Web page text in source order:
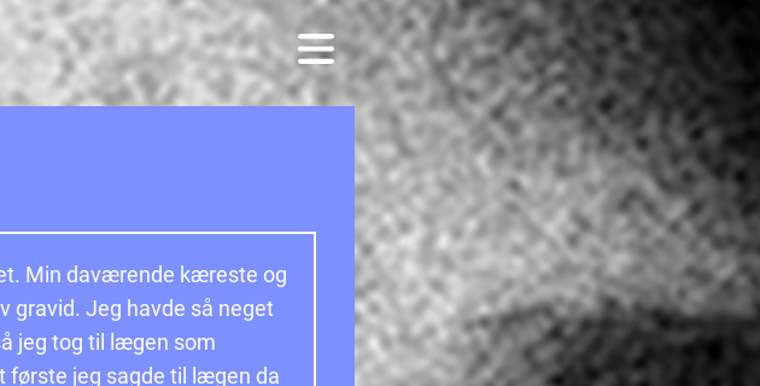
Min daværende kæreste og
gravid. Jeg havde så neget
jeg tog til lægen som
første jeg sagde til lægen da